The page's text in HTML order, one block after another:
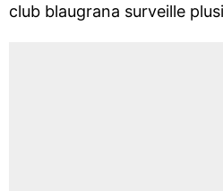
club blaugrana surveille